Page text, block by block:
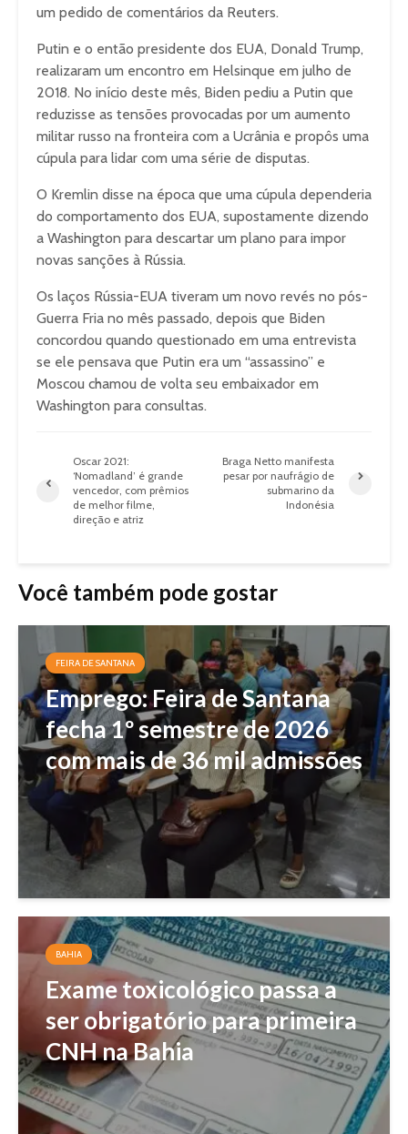
um pedido de comentários da Reuters.
Putin e o então presidente dos EUA, Donald Trump,
realizaram um encontro em Helsinque em julho de
2018. No início deste mês, Biden pediu a Putin que
reduzisse as tensões provocadas por um aumento
militar russo na fronteira com a Ucrânia e propôs uma
cúpula para lidar com uma série de disputas.
O Kremlin disse na época que uma cúpula dependeria
do comportamento dos EUA, supostamente dizendo
a Washington para descartar um plano para impor
novas sanções à Rússia.
Os laços Rússia-EUA tiveram um novo revés no pós-
Guerra Fria no mês passado, depois que Biden
concordou quando questionado em uma entrevista
se ele pensava que Putin era um “assassino” e
Moscou chamou de volta seu embaixador em
Washington para consultas.
Oscar 2021:
‘Nomadland’ é grande
vencedor, com prêmios
de melhor filme,
direção e atriz
Braga Netto manifesta
pesar por naufrágio de
submarino da
Indonésia
Você também pode gostar
FEIRA DE SANTANA
Emprego: Feira de Santana
fecha 1º semestre de 2026
com mais de 36 mil admissões
BAHIA
Exame toxicológico passa a
ser obrigatório para primeira
CNH na Bahia